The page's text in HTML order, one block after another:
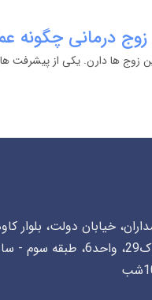
زوج درمانی چگونه
زوج ها دارن. یکی از پیشرفت
خیابان دولت، بلوار
اخلاقی غربی، پلاک29، واحد6، طبقه